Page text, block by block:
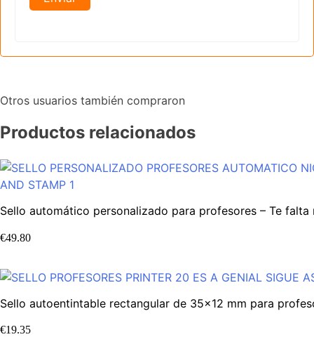
Otros usuarios también compraron
Productos relacionados
Sello automático personalizado para profesores – Te
€49.80
Sello autoentintable rectangular de 35×12 mm para
€19.35